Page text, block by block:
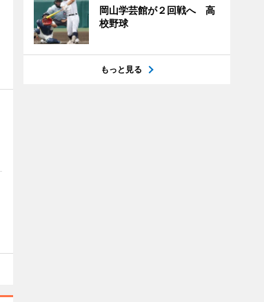
岡山学芸館が２回戦へ 高
校野球
もっと見る